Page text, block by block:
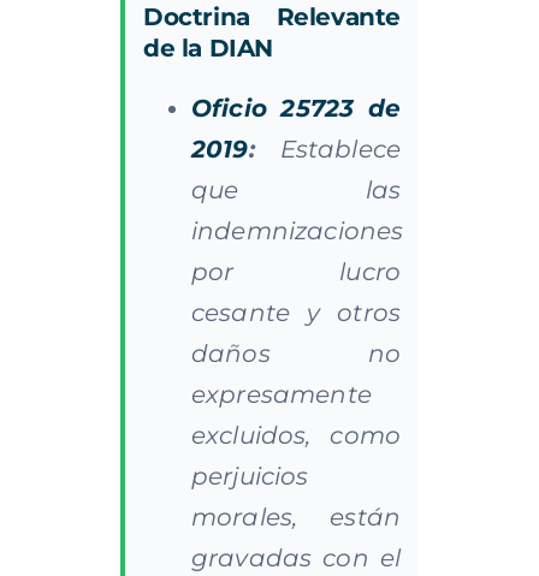
Doctrina Relevante
de la DIAN
Oficio 25723 de
2019:Establece
que las
indemnizaciones
por lucro
cesante y otros
daños no
expresamente
excluidos, como
perjuicios
morales, están
gravadas con el